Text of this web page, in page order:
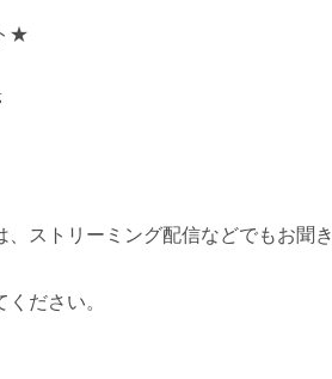
★
、ストリーミング配信などでもお聞
ださい。